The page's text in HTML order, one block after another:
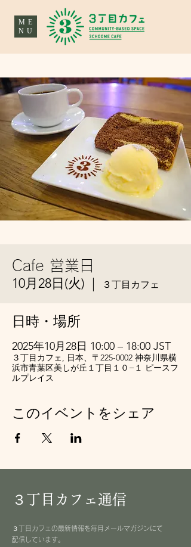
ME
NU
Cafe 営業日
10月28日(火) ３丁目カフェ
日時・場所
2025年10月28日 10:00 – 18:00 JST
３丁目カフェ, 日本、〒225-0002 神奈川県横
浜市青葉区美しが丘１丁目１０−１ ピースフ
ルプレイス
このイベントをシェア
３丁目カフェ通信
３丁目カフェの最新情報を毎月メールマガジンにて
配信しています。